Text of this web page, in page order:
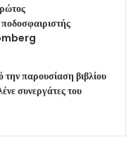
παρουσίαση βιβλίου
συνεργάτες του